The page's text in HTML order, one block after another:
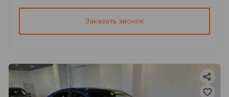
Заказать звонок